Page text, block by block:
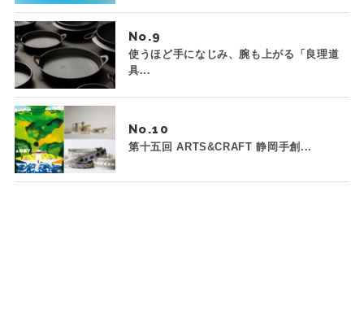
No.
使うほど手になじみ、腕も上がる「良理道
具...
No.
第十五回 ARTS&CRAFT 静岡手創...